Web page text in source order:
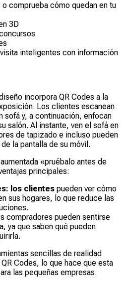
comprueba cómo quedan en tu
3D
inteligentes con información
incorpora QR Codes a la
Los clientes escanean
sofá y, a continuación, enfocan
salón. Al instante, ven el sofá en
de tapizado e incluso pueden
la pantalla de su móvil.
«pruébalo antes de
principales:
los clientes pueden ver cómo
sus hogares, lo que reduce las
compradores pueden sentirse
ya que saben qué pueden
sencillas de realidad
Codes, lo que hace que esta
las pequeñas empresas.